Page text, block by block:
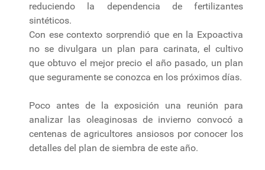
reduciendo la dependencia de fertilizantes
sintéticos.
Con ese contexto sorprendió que en la Expoactiva
no se divulgara un plan para carinata, el cultivo
que obtuvo el mejor precio el año pasado, un plan
que seguramente se conozca en los próximos días.
Poco antes de la exposición una reunión para
analizar las oleaginosas de invierno convocó a
centenas de agricultores ansiosos por conocer los
detalles del plan de siembra de este año.